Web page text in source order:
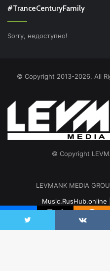
#TranceCenturyFamily
Sorry, недоступно!
© Copyright 2013-2026, All
© Copyright
LEVMANK MEDIA
Music.RusHub.online
Главная
Twitter VKontakte